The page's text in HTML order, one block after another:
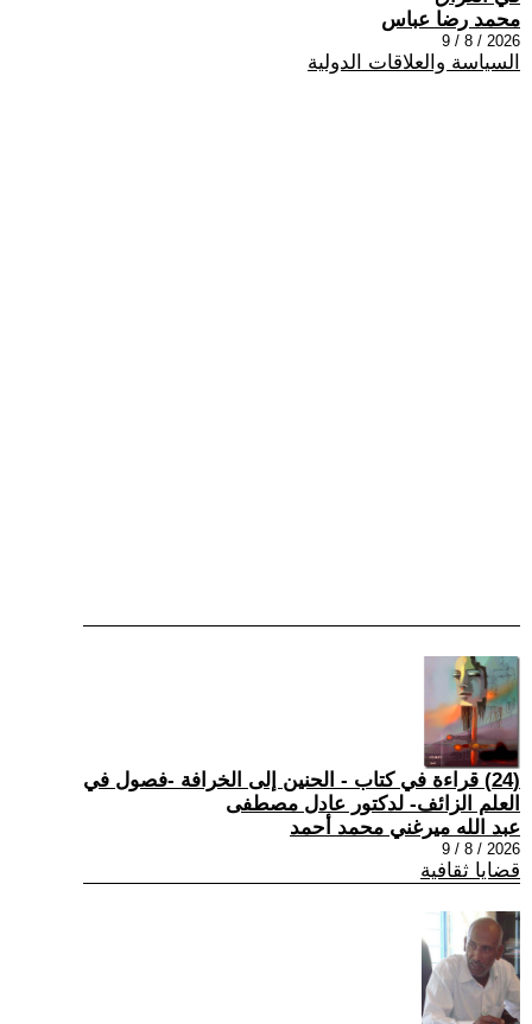
محمد رضا عباس
2026 / 8 / 9
السياسة والعلاقات الدولية
(24) قراءة في كتاب - الحنين إلى الخرافة -فصول في
العلم الزائف- لدكتور عادل مصطفى
عبد الله ميرغني محمد أحمد
2026 / 8 / 9
قضايا ثقافية